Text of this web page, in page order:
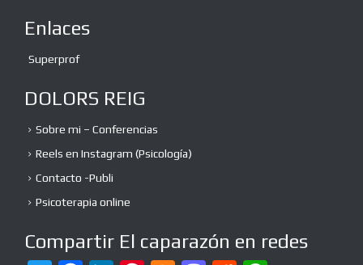
Enlaces
Superprof
DOLORS REIG
Sobre mi – Conferencias
Reels en Instagram (Psicología)
Contacto -Publi
Psicoterapia online
Compartir El caparazón en redes